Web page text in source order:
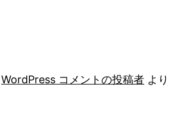
WordPress コメントの投稿者 より